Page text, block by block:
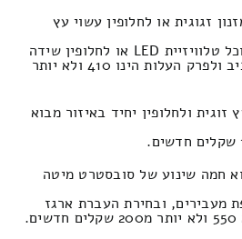
זגוגית או לחלופין עשוי עץ
תעריפי העברה של פינת אוכל טלוויזיית LED או לחלופין שידה
מקובעת גבס יחד עם להרכיב ולפרק העלות הינו 410 ולא יותר
ולחלופין יחיד באיזור מבוא
חמה שינוע של סובסטרט מיטה
מעבירים, ובחירת העברת ארגז